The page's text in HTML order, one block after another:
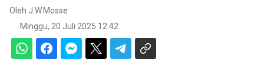
Oleh J.W.Mosse
Minggu, 20 Juli 2025 12:42